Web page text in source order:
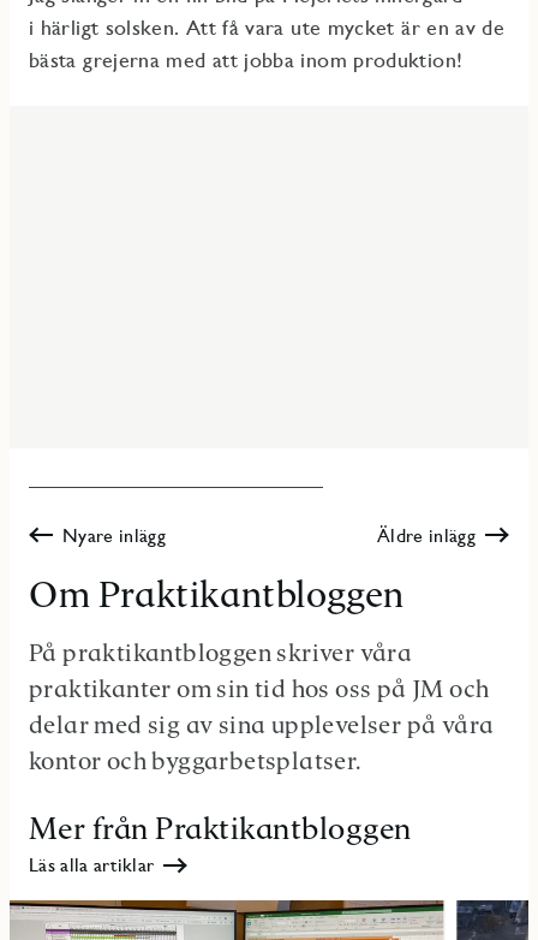
i härligt solsken. Att få vara ute mycket är en av de
bästa grejerna med att jobba inom produktion!
Nyare inlägg Äldre inlägg
Om Praktikantbloggen
På praktikantbloggen skriver våra
praktikanter om sin tid hos oss på JM och
delar med sig av sina upplevelser på våra
kontor och byggarbetsplatser.
Mer från Praktikantbloggen
Läs alla artiklar